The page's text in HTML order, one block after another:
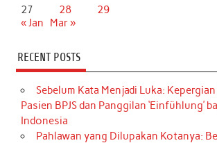
27
28
29
« Jan
Mar »
RECENT POSTS
Sebelum Kata Menjadi Luka:
Pasien BPJS dan Panggilan ‘Einfühlung’
Indonesia
Pahlawan yang Dilupakan Kotanya: